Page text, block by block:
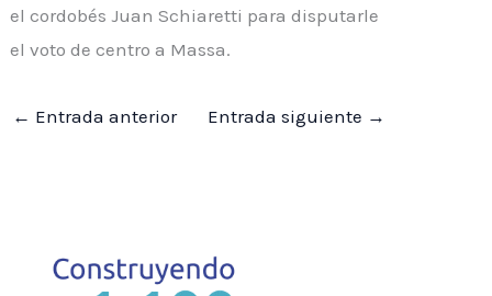
el cordobés Juan Schiaretti para disputarle
el voto de centro a Massa.
← Entrada anterior Entrada siguiente →